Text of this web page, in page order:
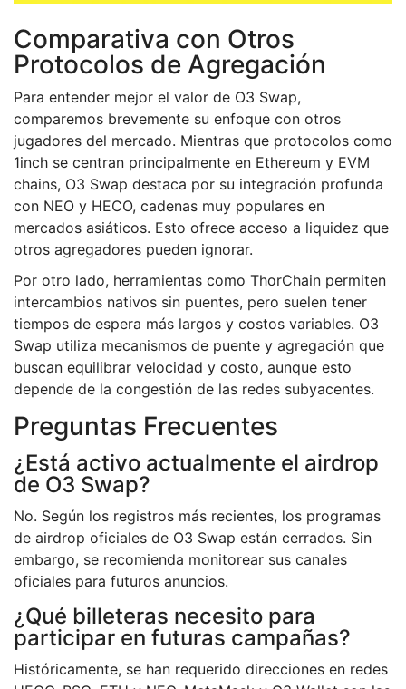
Comparativa con Otros
Protocolos de Agregación
Para entender mejor el valor de O3 Swap,
comparemos brevemente su enfoque con otros
jugadores del mercado. Mientras que protocolos como
1inch se centran principalmente en Ethereum y EVM
chains, O3 Swap destaca por su integración profunda
con NEO y HECO, cadenas muy populares en
mercados asiáticos. Esto ofrece acceso a liquidez que
otros agregadores pueden ignorar.
Por otro lado, herramientas como ThorChain permiten
intercambios nativos sin puentes, pero suelen tener
tiempos de espera más largos y costos variables. O3
Swap utiliza mecanismos de puente y agregación que
buscan equilibrar velocidad y costo, aunque esto
depende de la congestión de las redes subyacentes.
Preguntas Frecuentes
¿Está activo actualmente el airdrop
de O3 Swap?
No. Según los registros más recientes, los programas
de airdrop oficiales de O3 Swap están cerrados. Sin
embargo, se recomienda monitorear sus canales
oficiales para futuros anuncios.
¿Qué billeteras necesito para
participar en futuras campañas?
Históricamente, se han requerido direcciones en redes